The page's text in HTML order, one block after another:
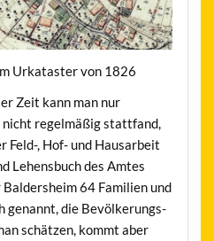
Urkataster von 1826
Zeit kann man nur
nicht regelmäßig stattfand,
Feld-, Hof- und Hausarbeit
Lehensbuch des Amtes
64 Familien und
genannt, die Bevölkerungs-
schätzen, kommt aber